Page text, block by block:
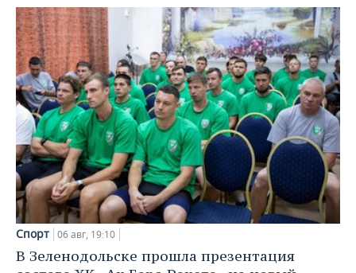
Спорт 06 авг, 19:10
В Зеленодольске прошла презентация